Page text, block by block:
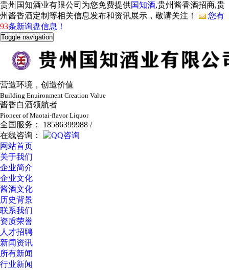
贵州国知酒业有限公司为您免费提供国知酒,贵州酱香酒招商,贵
州酱香酒定制等相关信息发布和资讯展示，敬请关注！
您有
93条新询盘信息！
Toggle navigation
营造环境，创造价值
Building Enuironment Creation Value
酱香白酒领航者
Pioneer of Maotai-flavor Liquor
全国服务： 18586399988 /
在线咨询：
网站首页
关于我们
企业简介
企业文化
酱酒文化
历史背景
联系我们
资质荣誉
人才招聘
新闻资讯
所有新闻
行业新闻